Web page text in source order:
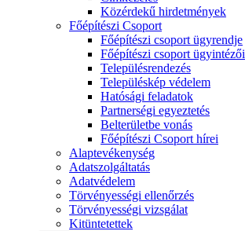
Közérdekű hirdetmények
Főépítészi Csoport
Főépítészi csoport ügyrendje
Főépítészi csoport ügyintézői
Településrendezés
Településkép védelem
Hatósági feladatok
Partnerségi egyeztetés
Belterületbe vonás
Főépítészi Csoport hírei
Alaptevékenység
Adatszolgáltatás
Adatvédelem
Törvényességi ellenőrzés
Törvényességi vizsgálat
Kitüntetettek